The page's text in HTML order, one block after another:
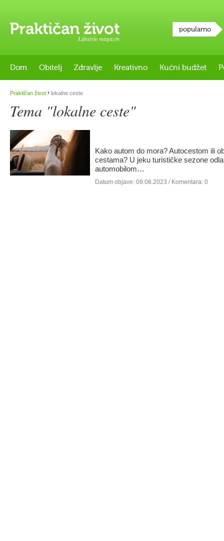
Lifestyle magazin
popularno
Dom Obitelj Zdravlje Kreativno Kućni budžet
Praktičan život › lokalne ceste
Tema "lokalne ceste"
Kako autom do mora? Autocestom ili
cestama? U jeku turističke sezone
automobilom…
Datum objave: 09.08.2023 / Komentara: 0